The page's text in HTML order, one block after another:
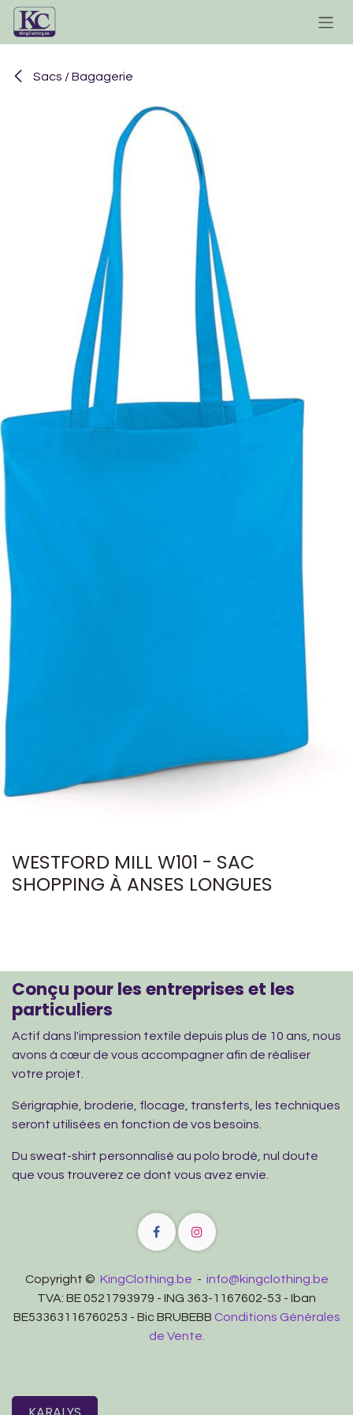
Se rendre au contenu
Sacs / Bagagerie
WESTFORD MILL W101 - SAC
SHOPPING À ANSES LONGUES
Conçu pour les entreprises et les
particuliers
Actif dans l'impression textile depuis plus de 10 ans, nous
avons à cœur de vous accompagner afin de réaliser
votre projet.
Sérigraphie, broderie, flocage, transferts, les techniques
seront utilisées en fonction de vos besoins.
Du sweat-shirt personnalisé au polo brodé, nul doute
que vous trouverez ce dont vous avez envie.
Copyright © KingClothing.be - info@kingclothing.be
TVA: BE 0521793979 - ING 363-1167602-53 - Iban
BE53363116760253 - Bic BRUBEBB Conditions Générales
de Vente.